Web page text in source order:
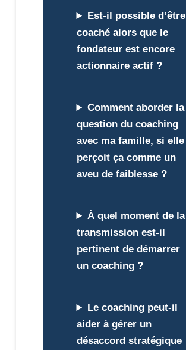
Est-il possible d’être
coaché alors que le
fondateur est encore
actionnaire actif ?
Comment aborder la
question du coaching
avec ma famille, si elle
perçoit ça comme un
aveu de faiblesse ?
À quel moment de la
transmission est-il
pertinent de démarrer
un coaching ?
Le coaching peut-il
aider à gérer un
désaccord stratégique